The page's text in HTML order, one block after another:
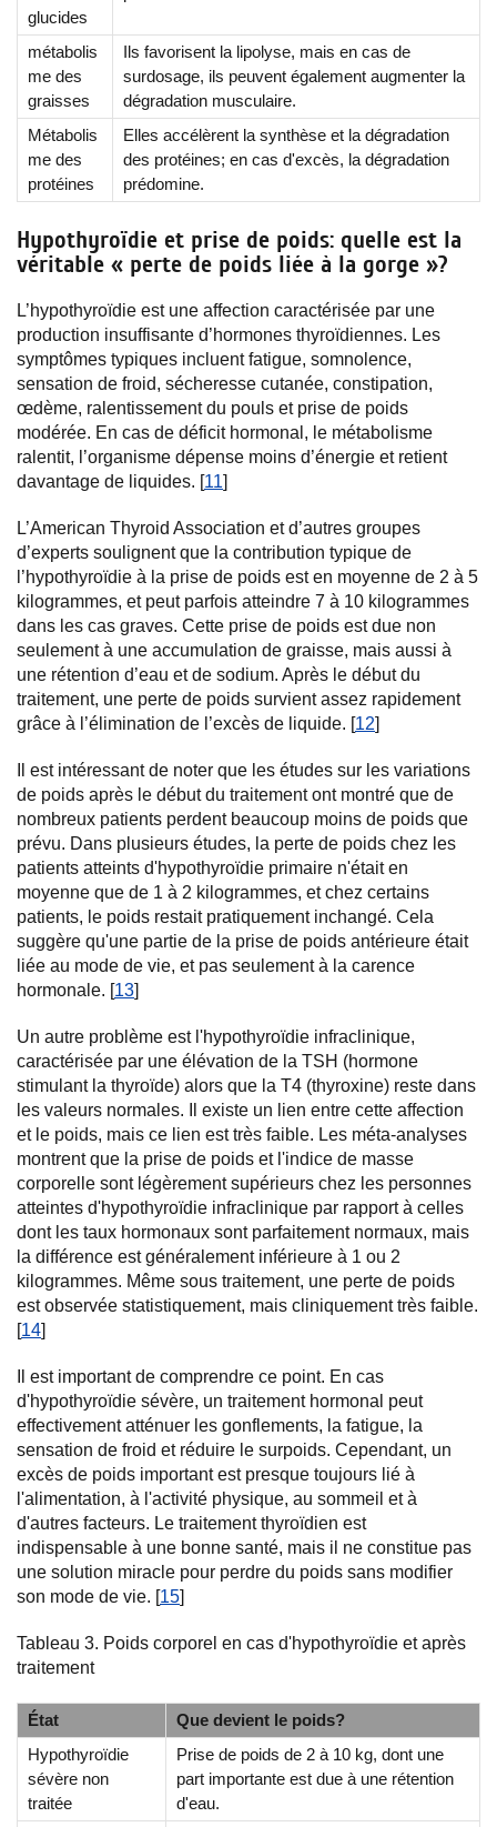
glucides
métabolis
me des
graisses
Ils favorisent la lipolyse, mais en cas de
surdosage, ils peuvent également augmenter la
dégradation musculaire.
Métabolis
me des
protéines
Elles accélèrent la synthèse et la dégradation
des protéines; en cas d'excès, la dégradation
prédomine.
Hypothyroïdie et prise de poids: quelle est la
véritable « perte de poids liée à la gorge »?
L’hypothyroïdie est une affection caractérisée par une
production insuffisante d’hormones thyroïdiennes. Les
symptômes typiques incluent fatigue, somnolence,
sensation de froid, sécheresse cutanée, constipation,
œdème, ralentissement du pouls et prise de poids
modérée. En cas de déficit hormonal, le métabolisme
ralentit, l’organisme dépense moins d’énergie et retient
davantage de liquides. [11]
L’American Thyroid Association et d’autres groupes
d’experts soulignent que la contribution typique de
l’hypothyroïdie à la prise de poids est en moyenne de 2 à 5
kilogrammes, et peut parfois atteindre 7 à 10 kilogrammes
dans les cas graves. Cette prise de poids est due non
seulement à une accumulation de graisse, mais aussi à
une rétention d’eau et de sodium. Après le début du
traitement, une perte de poids survient assez rapidement
grâce à l’élimination de l’excès de liquide. [12]
Il est intéressant de noter que les études sur les variations
de poids après le début du traitement ont montré que de
nombreux patients perdent beaucoup moins de poids que
prévu. Dans plusieurs études, la perte de poids chez les
patients atteints d'hypothyroïdie primaire n'était en
moyenne que de 1 à 2 kilogrammes, et chez certains
patients, le poids restait pratiquement inchangé. Cela
suggère qu'une partie de la prise de poids antérieure était
liée au mode de vie, et pas seulement à la carence
hormonale. [13]
Un autre problème est l'hypothyroïdie infraclinique,
caractérisée par une élévation de la TSH (hormone
stimulant la thyroïde) alors que la T4 (thyroxine) reste dans
les valeurs normales. Il existe un lien entre cette affection
et le poids, mais ce lien est très faible. Les méta-analyses
montrent que la prise de poids et l'indice de masse
corporelle sont légèrement supérieurs chez les personnes
atteintes d'hypothyroïdie infraclinique par rapport à celles
dont les taux hormonaux sont parfaitement normaux, mais
la différence est généralement inférieure à 1 ou 2
kilogrammes. Même sous traitement, une perte de poids
est observée statistiquement, mais cliniquement très faible.
[14]
Il est important de comprendre ce point. En cas
d'hypothyroïdie sévère, un traitement hormonal peut
effectivement atténuer les gonflements, la fatigue, la
sensation de froid et réduire le surpoids. Cependant, un
excès de poids important est presque toujours lié à
l'alimentation, à l'activité physique, au sommeil et à
d'autres facteurs. Le traitement thyroïdien est
indispensable à une bonne santé, mais il ne constitue pas
une solution miracle pour perdre du poids sans modifier
son mode de vie. [15]
Tableau 3. Poids corporel en cas d'hypothyroïdie et après
traitement
État
Que devient le poids?
Hypothyroïdie
sévère non
traitée
Prise de poids de 2 à 10 kg, dont une
part importante est due à une rétention
d'eau.